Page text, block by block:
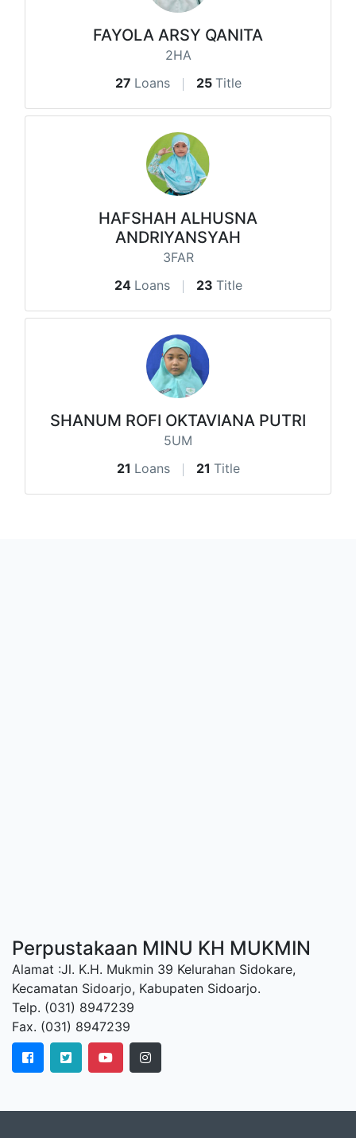
FAYOLA ARSY QANITA
2HA
27 Loans 25 Title
HAFSHAH ALHUSNA
ANDRIYANSYAH
3FAR
24 Loans 23 Title
SHANUM ROFI OKTAVIANA PUTRI
5UM
21 Loans 21 Title
Perpustakaan MINU KH MUKMIN
Alamat :Jl. K.H. Mukmin 39 Kelurahan Sidokare,
Kecamatan Sidoarjo, Kabupaten Sidoarjo.
Telp. (031) 8947239
Fax. (031) 8947239